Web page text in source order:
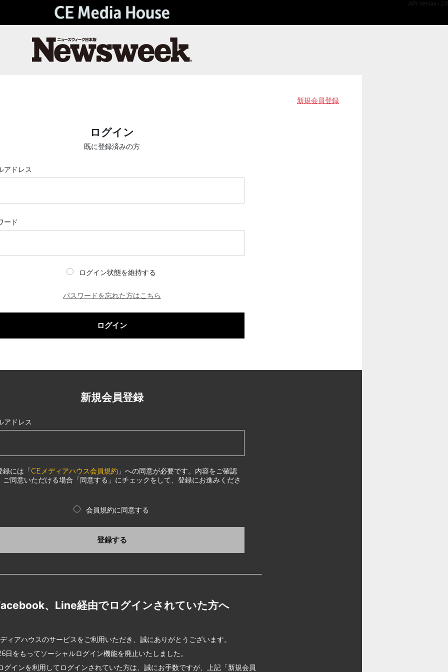
API Version 2.0
新規会員登録
ログイン
既に登録済みの方
アドレス
ード
ログイン状態を維持する
パスワードを忘れた方はこちら
ログイン
新規会員登録
アドレス
録には「CEメディアハウス会員規約 」への同意が必要です。内容をご確認
ご同意いただける場合「同意する」にチェックをして、登録にお進みくださ
会員規約に同意する
登録する
、Line経由でログインされていた方へ
ィアハウスのサービスをご利用いただき、誠にありがとうございます。
日をもってソーシャルログイン機能を廃止いたしました。
グインを利用してログインされていた方は、誠にお手数ですが、上記「新規会員